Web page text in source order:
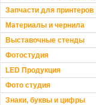
Запчасти для принтеров
Материалы и чернила
Выставочные стенды
Фотостудия
LED Продукция
Фото студия
Знаки, буквы и цифры